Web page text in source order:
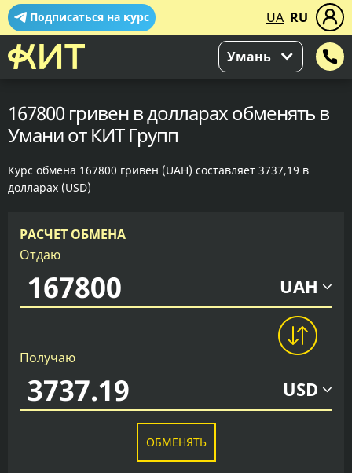
Подписаться на курс UA RU
Умань
167800 гривен в долларах обменять в
Умани от КИТ Групп
Курс обмена 167800 гривен (UAH) составляет 3737,19 в
долларах (USD)
РАСЧЕТ ОБМЕНА
Отдаю
UAH
Получаю
USD
ОБМЕНЯТЬ